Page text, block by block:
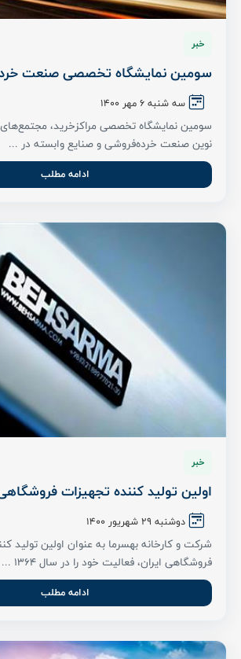
خبر
سومین نمایشگاه تخصصی صنعت
سه شنبه ۶ مهر ۱۴۰۰
سومین نمایشگاه تخصصی مراکزخرید،
نوین صنعت خرده‌فروشی و صنایع وابسته در ...
ادامه مطلب
خبر
اولین تولید کننده تجهیزات
دوشنبه ۲۹ شهریور ۱۴۰۰
شرکت و کارخانه بهسرما به عنوان اولین تولید
فروشگاهی ایران، فعالیت خود را در سال 1364 ...
ادامه مطلب